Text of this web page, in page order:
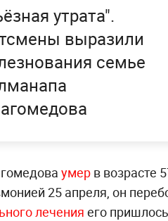
утрата".
выразили
семье
умер в возрасте
25 апреля, он
лечения его пришлось